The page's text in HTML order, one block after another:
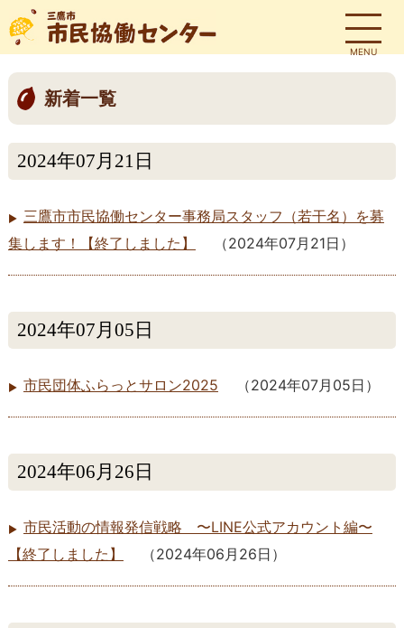
MENU
新着一覧
2024年07月21日
三鷹市市民協働センター事務局スタッフ（若干名）を募
集します！【終了しました】
（2024年07月21日 ）
2024年07月05日
市民団体ふらっとサロン2025 （2024年07月05日 ）
2024年06月26日
市民活動の情報発信戦略 〜LINE公式アカウント編〜
【終了しました】
（2024年06月26日 ）